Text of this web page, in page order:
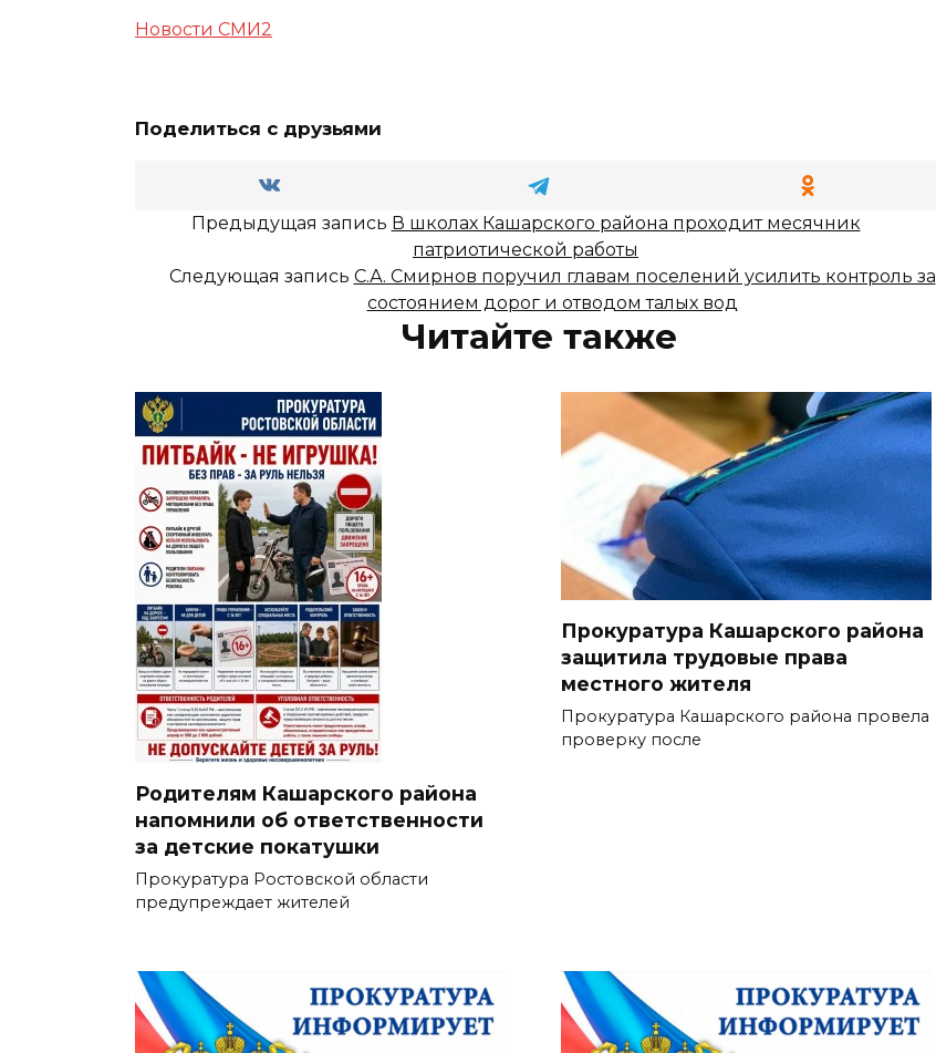
Новости СМИ2
Поделиться с друзьями
Предыдущая запись В школах Кашарского района проходит месячник
патриотической работы
Следующая запись С.А. Смирнов поручил главам поселений усилить контроль за
состоянием дорог и отводом талых вод
Читайте также
Родителям Кашарского района
напомнили об ответственности
за детские покатушки
Прокуратура Ростовской области
предупреждает жителей
Прокуратура Кашарского района
защитила трудовые права
местного жителя
Прокуратура Кашарского района провела
проверку после